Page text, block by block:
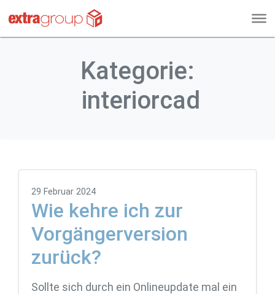
Kategorie:
interiorcad
29 Februar 2024
Wie kehre ich zur
Vorgängerversion
zurück?
Sollte sich durch ein Onlineupdate mal ein